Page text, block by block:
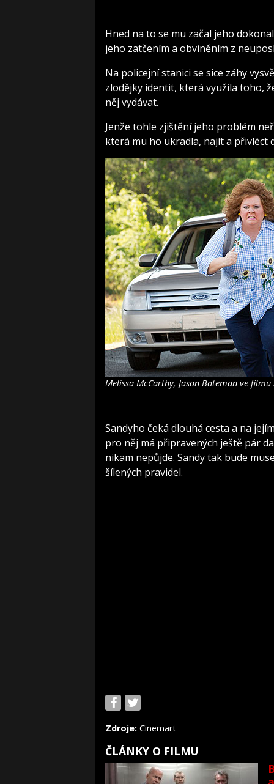
Hned na to se mu začal jeho
jeho zatčením a obviněním z
Na policejní stanici se sice záhy
zlodějky identit, která využila toho,
něj vydávat.
Jenže tohle zjištění jeho problém
která mu ho ukradla, najít a přivléct
Melissa McCarthy, Jason Bateman ve
Sandyho čeká dlouhá cesta a na
pro něj má připravených ještě pár
nikam nepůjde. Sandy tak bude
šílených pravidel.
Zdroje: Cinemart
ČLÁNKY O FILMU